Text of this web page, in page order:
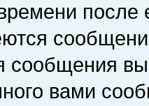
сообщения
вами